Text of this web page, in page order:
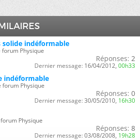
indéformable
Physique
Réponses: 2
Dernier message: 16/04/2012, 00h33
indéformable
forum Physique
Réponses: 0
Dernier message: 30/05/2010, 16h30
Physique
Réponses: 8
Dernier message: 03/08/2008, 19h28